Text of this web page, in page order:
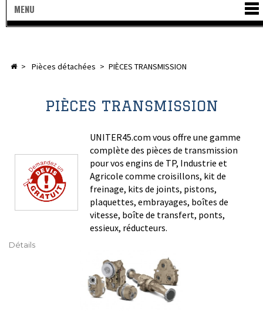
MENU
> pièces détachées > PIÈCES TRANSMISSION
PIÈCES TRANSMISSION
UNITER45.com vous offre une gamme
complète des pièces de transmission
pour vos engins de TP, Industrie et
Agricole comme croisillons, kit de
freinage, kits de joints, pistons,
plaquettes, embrayages, boîtes de
vitesse, boîte de transfert, ponts,
essieux, réducteurs.
Détails